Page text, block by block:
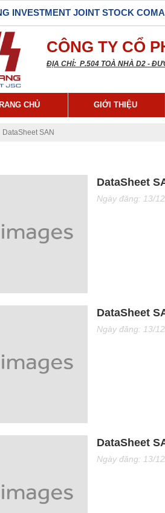
INVESTMENT JOINT STOCK
CÔNG TY CỔ
ĐỊA CHỈ: P.504 TOÀ NHÀ D2 -
CHỦ GIỚI THIỆU
DataSheet SAN
DataSheet
Ngày đăng: 13/
DataSheet
Ngày đăng: 13/
DataSheet
Ngày đăng: 13/